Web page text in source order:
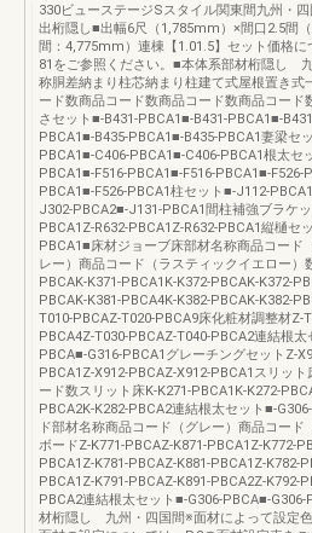
330ビューステージSスタイル関東間九州・
出桁隠し■出幅6尺（1,785mm）×間口2.5間
間：4,775mm）連棟【1.01.5】セット価格に
81をご参照ください。■本体系部材桁隠し
称胴差納まり柱芯納まり柱建て式屋根置き式
ード数商品コード数商品コード数商品コード
さセット■-B431-PBCA1■-B431-PBCA1■-
PBCA1■-B435-PBCA1■-B435-PBCA1妻梁セ
PBCA1■-C406-PBCA1■-C406-PBCA1根太セ
PBCA1■-F516-PBCA1■-F516-PBCA1■-F526-
PBCA1■-F526-PBCA1柱セット■-J112-
J302-PBCA2■-J131-PBCA1間柱補強ブラケ
PBCA1Z-R632-PBCA1Z-R632-PBCA1縦樋セ
PBCA1■床材ジョーブ床部材名称商品コード
レー）商品コード（ラスティックイエロー）
PBCAK-K371-PBCA1K-K372-PBCAK-K372-
PBCAK-K381-PBCA4K-K382-PBCAK-K382-
T010-PBCAZ-T020-PBCA9床化粧材調整材Z-
PBCA4Z-T030-PBCAZ-T040-PBCA2連結根太
PBCA■-G316-PBCA1グレーチングセットZ-
PBCA1Z-X912-PBCAZ-X912-PBCA1スリット
ード数スリット床K-K271-PBCA1K-K272-
PBCA2K-K282-PBCA2連結根太セット■-
ド部材名称商品コード（グレー）商品コード
ボードZ-K771-PBCAZ-K871-PBCA1Z-K772-
PBCA1Z-K781-PBCAZ-K881-PBCA1Z-K782-
PBCA1Z-K791-PBCAZ-K891-PBCA2Z-K792-
PBCA2連結根太セット■-G306-PBCA■-
材桁隠し 九州・四国間※面材によって設定